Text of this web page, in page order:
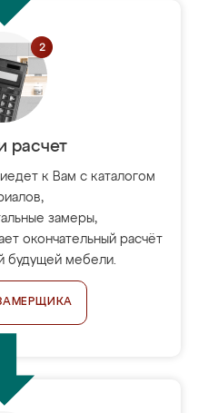
расчет
к Вам с каталогом
замеры,
окончательный расчёт
будущей мебели.